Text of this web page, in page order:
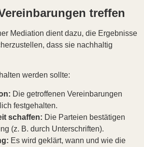
treffen
Mediation dient dazu, die Ergebnisse
dass sie nachhaltig
werden sollte:
Die getroffenen Vereinbarungen
festgehalten.
schaffen: Die Parteien bestätigen
(z. B. durch Unterschriften).
Es wird geklärt, wann und wie die